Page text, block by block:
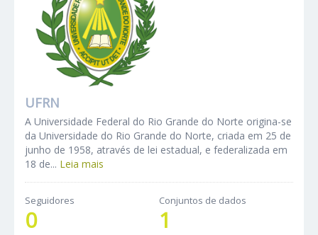
UFRN
A Universidade Federal do Rio Grande do Norte origina-se
da Universidade do Rio Grande do Norte, criada em 25 de
junho de 1958, através de lei estadual, e federalizada em
18 de... Leia mais
Seguidores
0
Conjuntos de dados
1